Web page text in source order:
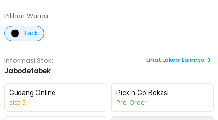
Pilihan Warna:
Black
Informasi Stok:
Jabodetabek
Lihat Lokasi Lainnya
Gudang Online
sisa 5
Pick n Go Bekasi
Pre-Order